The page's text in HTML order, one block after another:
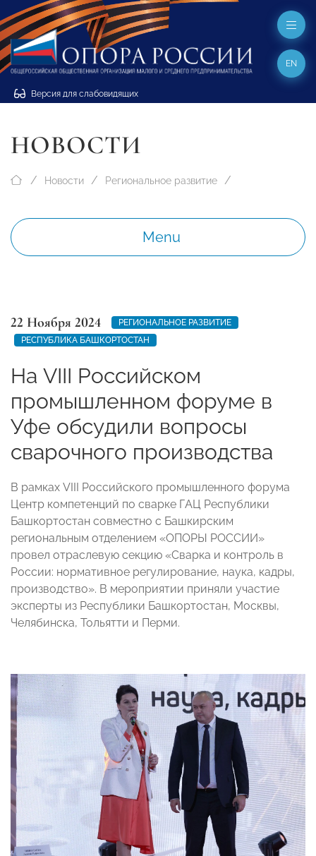
Версия для слабовидящих
EN
НОВОСТИ
Новости Региональное развитие
Menu
22 Ноября 2024
РЕГИОНАЛЬНОЕ РАЗВИТИЕ
РЕСПУБЛИКА БАШКОРТОСТАН
На VIII Российском
промышленном форуме в
Уфе обсудили вопросы
сварочного производства
В рамках VIII Российского промышленного форума
Центр компетенций по сварке ГАЦ Республики
Башкортостан совместно с Башкирским
региональным отделением «ОПОРЫ РОССИИ»
провел отраслевую секцию «Сварка и контроль в
России: нормативное регулирование, наука, кадры,
производство». В мероприятии приняли участие
эксперты из Республики Башкортостан, Москвы,
Челябинска, Тольятти и Перми.